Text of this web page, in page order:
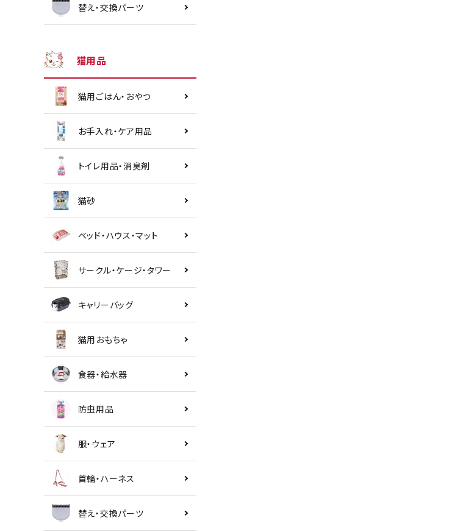
替え・交換パーツ
猫用品
猫用ごはん・おやつ
お手入れ・ケア用品
トイレ用品・消臭剤
猫砂
ベッド・ハウス・マット
サークル・ケージ・タワー
キャリーバッグ
猫用おもちゃ
食器・給水器
防虫用品
服・ウェア
首輪・ハーネス
替え・交換パーツ